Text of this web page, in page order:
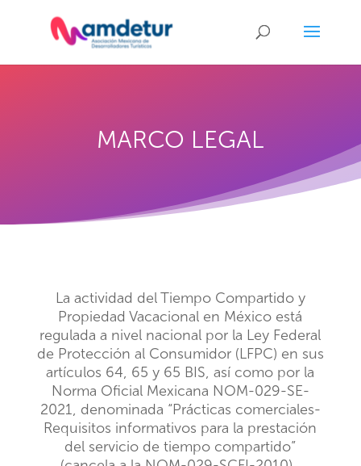
MARCO LEGAL
La actividad del Tiempo Compartido y
Propiedad Vacacional en México está
regulada a nivel nacional por la Ley Federal
de Protección al Consumidor (LFPC) en sus
artículos 64, 65 y 65 BIS, así como por la
Norma Oficial Mexicana NOM-029-SE-
2021, denominada “Prácticas comerciales-
Requisitos informativos para la prestación
del servicio de tiempo compartido”